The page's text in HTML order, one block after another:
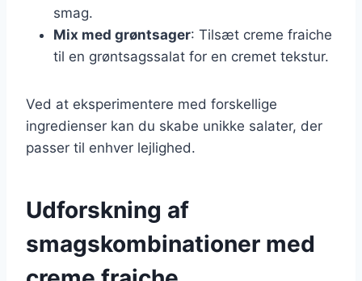
smag.
Mix med grøntsager: Tilsæt creme fraiche
til en grøntsagssalat for en cremet tekstur.
Ved at eksperimentere med forskellige
ingredienser kan du skabe unikke salater, der
passer til enhver lejlighed.
Udforskning af
smagskombinationer med